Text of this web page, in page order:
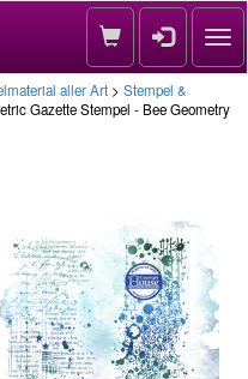
aller Art > Stempel &
Gazette Stempel - Bee Geometry